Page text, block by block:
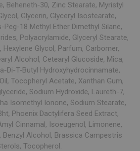
Beheneth-30, Zinc Stearate, Myristyl
Glycerin, Glyceryl Isostearate,
Peg-18 Methyl Ether Dimethyl Silane,
Polyacrylamide, Glyceryl Stearate,
Glycol, Parfum, Carbomer,
Alcohol, Cetearyl Glucoside, Mica,
Di-T-Butyl Hydroxyhydrocinnamate,
Tocopheryl Acetate, Xanthan Gum,
Sodium Hydroxide, Laureth-7,
Isomethyl Ionone, Sodium Stearate,
Phoenix Dactylifera Seed Extract,
Cinnamal, Isoeugenol, Limonene,
Benzyl Alcohol, Brassica Campestris
Tocopherol.